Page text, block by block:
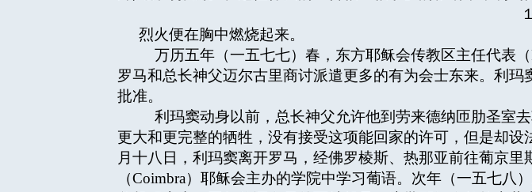
烈火便在胸中燃烧起来。
万历五年（一五七七）春，东方耶稣会传教区主任代表（
罗马和总长神父迈尔古里商讨派遣更多的有为会士东来。利
批准。
利玛窦动身以前，总长神父允许他到劳来德纳匝肋圣室
更大和更完整的牺牲，没有接受这项能回家的许可，但是却
月十八日，利玛窦离开罗马，经佛罗棱斯、热那亚前往葡京
（Coimbra）耶稣会主办的学院中学习葡语。次年（一五七